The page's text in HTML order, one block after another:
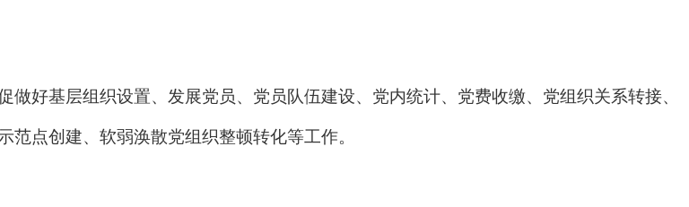
好基层组织设置、发展党员、党员队伍建设、党内统计、党费收缴、党组织关系转接、
点创建、软弱涣散党组织整顿转化等工作。